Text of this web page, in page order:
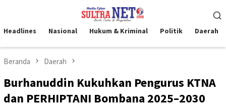
kontenMobile
Headlines Nasional Hukum & Kriminal Politik Daerah
Beranda Daerah
Burhanuddin Kukuhkan Pengurus KTNA
dan PERHIPTANI Bombana 2025–2030